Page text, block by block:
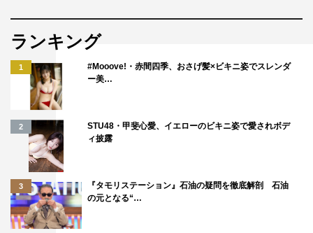
ランキング
1
#Mooove!・赤間四季、おさげ髪×ビキニ姿でスレンダ
ー美…
2
STU48・甲斐心愛、イエローのビキニ姿で愛されボデ
ィ披露
3
『タモリステーション』石油の疑問を徹底解剖 石油
の元となる“…